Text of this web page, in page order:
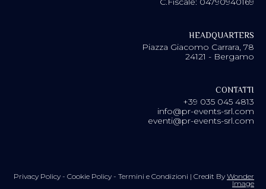
HEADQUARTERS
Piazza Giacomo Carrara, 78
24121 - Bergamo
CONTATTI
+39 035 045 4813
info@pr-events-srl.com
eventi@pr-events-srl.com
Privacy Policy - Cookie Policy - Termini e Condizioni | Credit By Wonder
Image